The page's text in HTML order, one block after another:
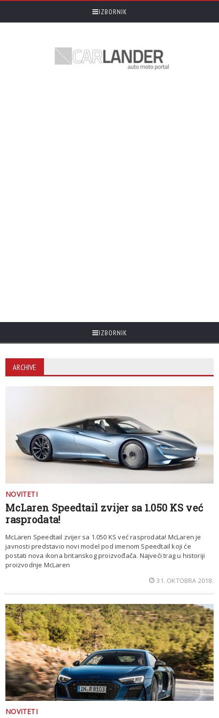
IZBORNIK
IZBORNIK
ARCHIVE
NOVITETI
McLaren Speedtail zvijer sa 1.050 KS već
rasprodata!
McLaren Speedtail zvijer sa 1.050 KS već rasprodata! McLaren je
javnosti predstavio novi model pod imenom Speedtail koji će
postati nova ikona britanskog proizvođača. Najveći trag u historiji
proizvodnje McLaren
31. OKTOBRA 2018.
NOVITETI